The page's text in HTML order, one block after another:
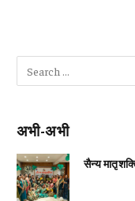
अभी-अभी
सैन्य